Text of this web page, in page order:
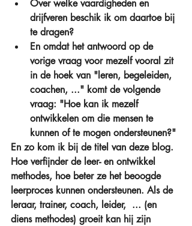
Over welke vaardigheden en
drijfveren beschik ik om daartoe bij
te dragen?
En omdat het antwoord op de
vorige vraag voor mezelf vooral zit
in de hoek van "leren, begeleiden,
coachen, ..." komt de volgende
vraag: "Hoe kan ik mezelf
ontwikkelen om die mensen te
kunnen of te mogen ondersteunen?"
En zo kom ik bij de titel van deze blog.
Hoe verfijnder de leer- en ontwikkel
methodes, hoe beter ze het beoogde
leerproces kunnen ondersteunen. Als de
leraar, trainer, coach, leider,  ... (en
diens methodes) groeit kan hij zijn